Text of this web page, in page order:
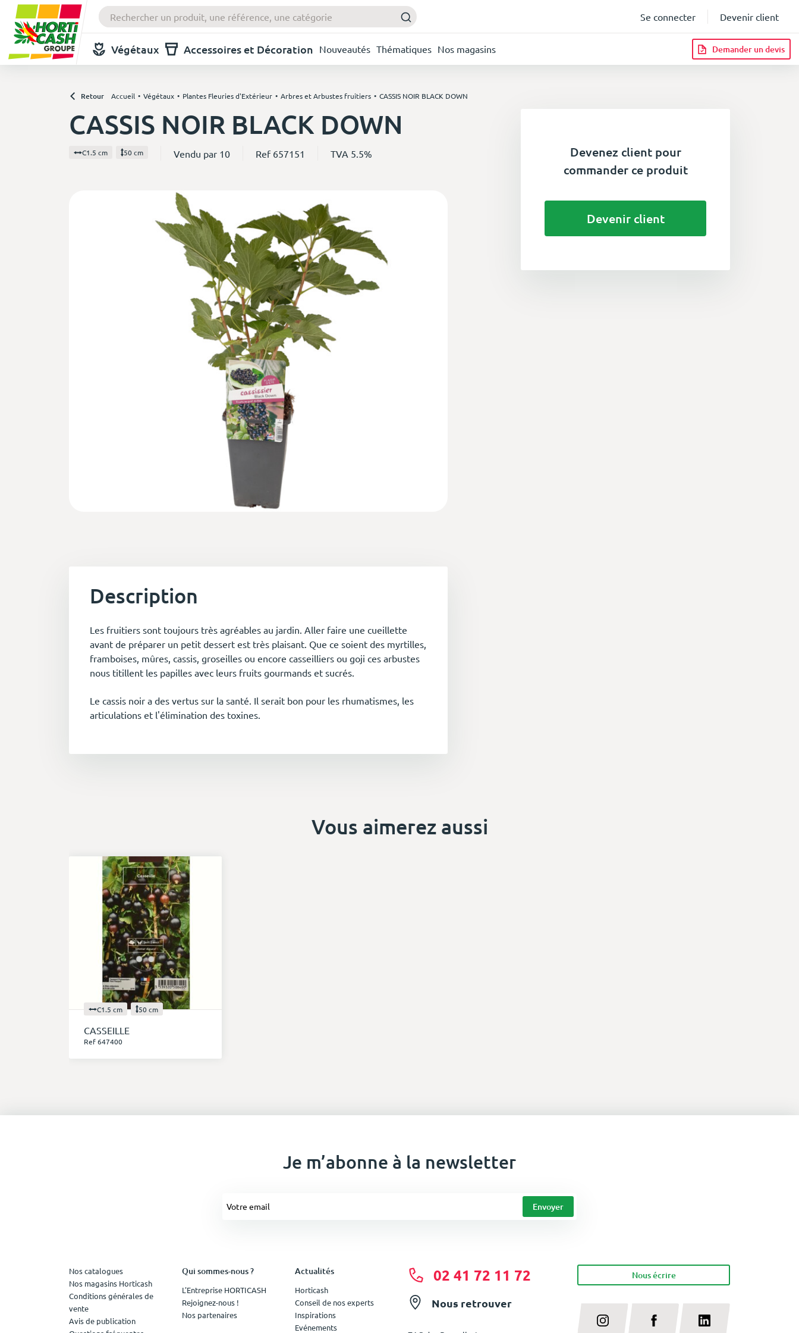
Se connecter Devenir client
Végétaux Accessoires et Décoration Nouveautés Thématiques Nos magasins Demander un devis
Retour Accueil Végétaux Plantes Fleuries d'Extérieur Arbres et Arbustes fruitiers CASSIS NOIR BLACK DOWN
CASSIS NOIR BLACK DOWN
C1.5 cm 50 cm Vendu par 10 Ref 657151 TVA 5.5%
Description
Les fruitiers sont toujours très agréables au jardin. Aller faire une cueillette
avant de préparer un petit dessert est très plaisant. Que ce soient des myrtilles,
framboises, mûres, cassis, groseilles ou encore casseilliers ou goji ces arbustes
nous titillent les papilles avec leurs fruits gourmands et sucrés.
Le cassis noir a des vertus sur la santé. Il serait bon pour les rhumatismes, les
articulations et l'élimination des toxines.
Devenez client pour
commander ce produit
Devenir client
Vous aimerez aussi
C1.5 cm 50 cm
CASSEILLE
Ref 647400
Je m’abonne à la newsletter
02 41 72 11 72
Nous retrouver
Nous écrire
Nos catalogues
Nos magasins Horticash
Conditions générales de
vente
Avis de publication
Qui sommes-nous ?
L'Entreprise HORTICASH
Rejoignez-nous !
Nos partenaires
Actualités
Horticash
Conseil de nos experts
Inspirations
Evénements